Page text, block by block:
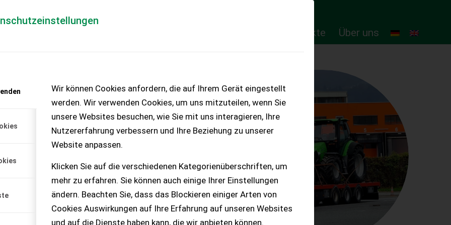
Wir können Cookies anfordern, die auf Ihrem Gerät eingestellt
werden. Wir verwenden Cookies, um uns mitzuteilen, wenn Sie
unsere Websites besuchen, wie Sie mit uns interagieren, Ihre
Nutzererfahrung verbessern und Ihre Beziehung zu unserer
Website anpassen.
Klicken Sie auf die verschiedenen Kategorienüberschriften, um
mehr zu erfahren. Sie können auch einige Ihrer Einstellungen
ändern. Beachten Sie, dass das Blockieren einiger Arten von
Cookies Auswirkungen auf Ihre Erfahrung auf unseren Websites
und auf die Dienste haben kann, die wir anbieten können.
Online-Produkte Über uns
– KEINE
Güllefassreifen
BKT 550/60-22,5 -